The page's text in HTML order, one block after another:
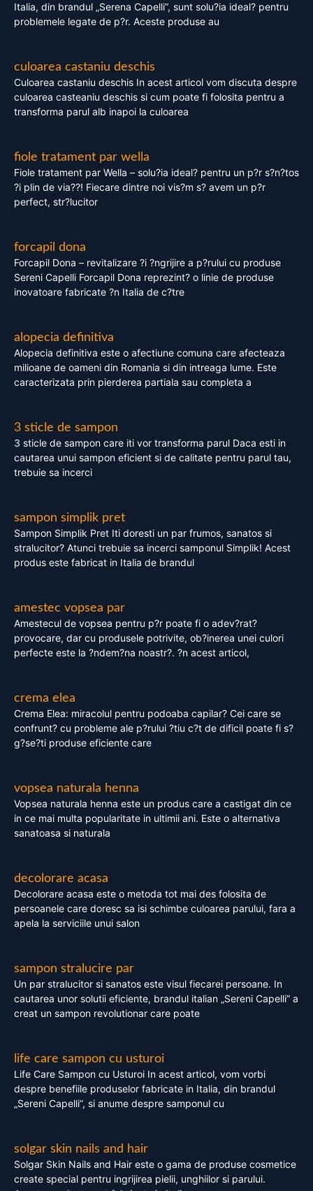
Italia, din brandul „Serena Capelli”, sunt solu?ia ideal? pentru
problemele legate de p?r. Aceste produse au
culoarea castaniu deschis
Culoarea castaniu deschis In acest articol vom discuta despre
culoarea casteaniu deschis si cum poate fi folosita pentru a
transforma parul alb inapoi la culoarea
fiole tratament par wella
Fiole tratament par Wella – solu?ia ideal? pentru un p?r s?n?tos
?i plin de via??! Fiecare dintre noi vis?m s? avem un p?r
perfect, str?lucitor
forcapil dona
Forcapil Dona – revitalizare ?i ?ngrijire a p?rului cu produse
Sereni Capelli Forcapil Dona reprezint? o linie de produse
inovatoare fabricate ?n Italia de c?tre
alopecia definitiva
Alopecia definitiva este o afectiune comuna care afecteaza
milioane de oameni din Romania si din intreaga lume. Este
caracterizata prin pierderea partiala sau completa a
3 sticle de sampon
3 sticle de sampon care iti vor transforma parul Daca esti in
cautarea unui sampon eficient si de calitate pentru parul tau,
trebuie sa incerci
sampon simplik pret
Sampon Simplik Pret Iti doresti un par frumos, sanatos si
stralucitor? Atunci trebuie sa incerci samponul Simplik! Acest
produs este fabricat in Italia de brandul
amestec vopsea par
Amestecul de vopsea pentru p?r poate fi o adev?rat?
provocare, dar cu produsele potrivite, ob?inerea unei culori
perfecte este la ?ndem?na noastr?. ?n acest articol,
crema elea
Crema Elea: miracolul pentru podoaba capilar? Cei care se
confrunt? cu probleme ale p?rului ?tiu c?t de dificil poate fi s?
g?se?ti produse eficiente care
vopsea naturala henna
Vopsea naturala henna este un produs care a castigat din ce
in ce mai multa popularitate in ultimii ani. Este o alternativa
sanatoasa si naturala
decolorare acasa
Decolorare acasa este o metoda tot mai des folosita de
persoanele care doresc sa isi schimbe culoarea parului, fara a
apela la serviciile unui salon
sampon stralucire par
Un par stralucitor si sanatos este visul fiecarei persoane. In
cautarea unor solutii eficiente, brandul italian „Sereni Capelli” a
creat un sampon revolutionar care poate
life care sampon cu usturoi
Life Care Sampon cu Usturoi In acest articol, vom vorbi
despre benefiile produselor fabricate in Italia, din brandul
„Sereni Capelli”, si anume despre samponul cu
solgar skin nails and hair
Solgar Skin Nails and Hair este o gama de produse cosmetice
create special pentru ingrijirea pielii, unghiilor si parului.